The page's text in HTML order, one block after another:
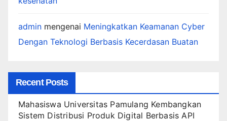
admin mengenai Meningkatkan Keamanan Cyber
Dengan Teknologi Berbasis Kecerdasan Buatan
Recent Posts
Mahasiswa Universitas Pamulang Kembangkan
Sistem Distribusi Produk Digital Berbasis API